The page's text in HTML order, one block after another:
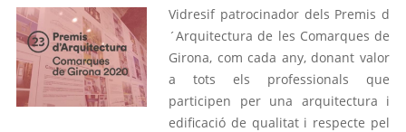
Vidresif patrocinador dels Premis d
´Arquitectura de les Comarques de
Girona, com cada any, donant valor
a tots els professionals que
participen per una arquitectura i
edificació de qualitat i respecte pel